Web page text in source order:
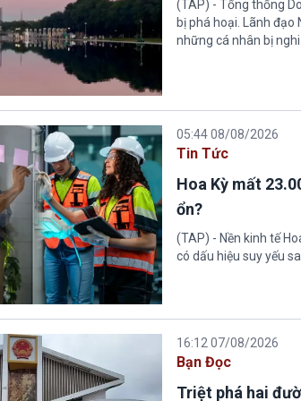
(TAP) - Tổng thống
bị phá hoại. Lãnh
những cá nhân bị
05:44 08/08/2026
Tin Tức
Hoa Kỳ mất
ổn?
(TAP) - Nền kinh tế
có dấu hiệu suy yếu
16:12 07/08/2026
Bạn Đọc
Triệt phá hai